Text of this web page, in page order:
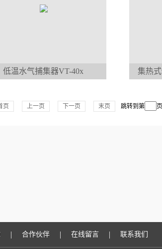
低温水气捕集器VT-40x 集热
页 上一页 下一页 末页 跳转到第 页
| 合作伙伴 | 在线留言 | 联系我们